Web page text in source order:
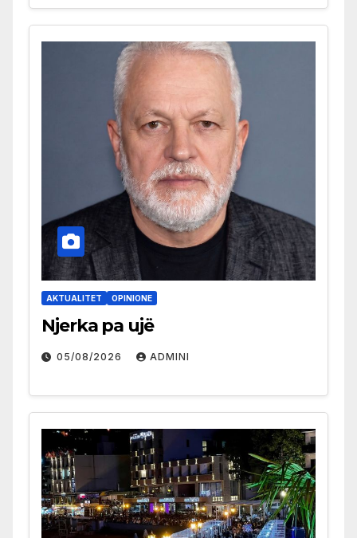
AKTUALITET OPINIONE
Njerka pa ujë
05/08/2026 ADMINI